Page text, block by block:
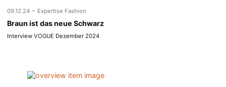
09.12.24 - Expertise Fashion
Braun ist das neue Schwarz
Interview VOGUE Dezember 2024